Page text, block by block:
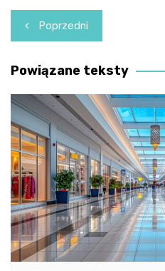
Nawigacja
wpisu
Poprzedni
Powiązane teksty